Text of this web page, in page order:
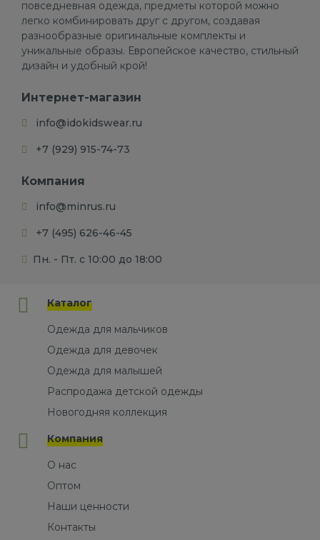
повседневная одежда, предметы которой можно
легко комбинировать друг с другом, создавая
разнообразные оригинальные комплекты и
уникальные образы. Европейское качество, стильный
дизайн и удобный крой!
Интернет-магазин
info@idokidswear.ru
+7 (929) 915-74-73
Компания
info@minrus.ru
+7 (495) 626-46-45
Пн. - Пт. с 10:00 до 18:00
Каталог
Одежда для мальчиков
Одежда для девочек
Одежда для малышей
Распродажа детской одежды
Новогодняя коллекция
Компания
О нас
Оптом
Наши ценности
Контакты